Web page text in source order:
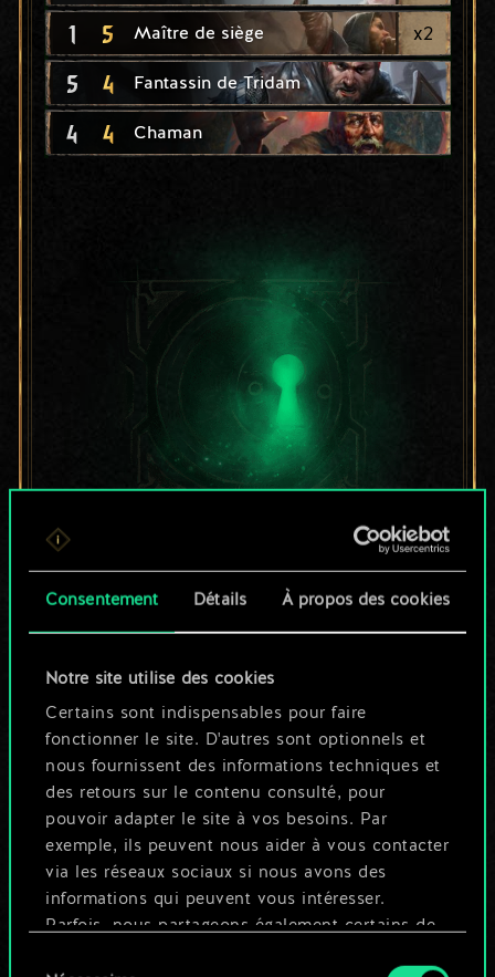
Consentement Détails À propos des cookies
Notre site utilise des cookies
Certains sont indispensables pour faire
fonctionner le site. D'autres sont optionnels et
nous fournissent des informations techniques et
des retours sur le contenu consulté, pour
pouvoir adapter le site à vos besoins. Par
exemple, ils peuvent nous aider à vous contacter
via les réseaux sociaux si nous avons des
informations qui peuvent vous intéresser.
Parfois, nous partageons également certains de
1 5 Maître de siège x2
5 4 Fantassin de Tridam
4 4 Chaman
Pour l'instant, ce
n'est qu'un jeu de
cartes partagé.
Mais cela peut être
tellement plus !
Nommer ce jeu et créer un guide
Modifier le jeu